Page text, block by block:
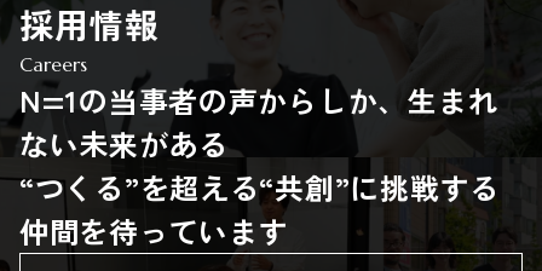
採用情報
Careers
N=1の当事者の声からしか、生まれ
ない未来がある
“つくる”を超える“共創”に挑戦する
仲間を待っています